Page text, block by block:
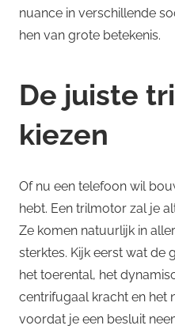
nuance in verschillende
hen van grote betekenis.
De juiste
kiezen
Of nu een telefoon wil
hebt. Een trilmotor zal je
Ze komen natuurlijk in
sterktes. Kijk eerst wat de
het toerental, het
centrifugaal kracht en het
voordat je een besluit